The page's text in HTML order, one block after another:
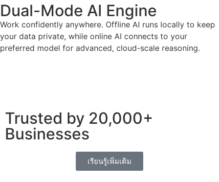
Dual-Mode AI Engine
Work confidently anywhere. Offline AI runs locally to keep
your data private, while online AI connects to your
preferred model for advanced, cloud-scale reasoning.
Trusted by 20,000+
Businesses
เรียนรู้เพิ่มเติม